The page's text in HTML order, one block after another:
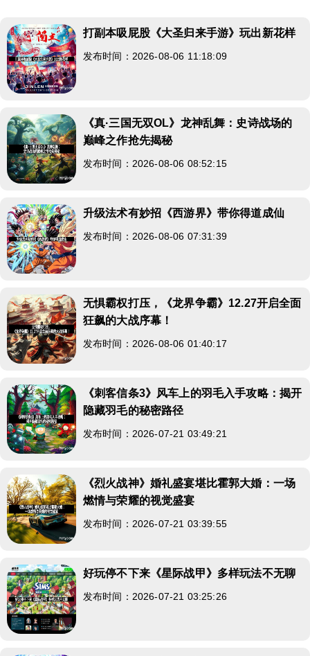
打副本吸屁股《大圣归来手游》玩出新花样
发布时间：2026-08-06 11:18:09
《真·三国无双OL》龙神乱舞：史诗战场的
巅峰之作抢先揭秘
发布时间：2026-08-06 08:52:15
升级法术有妙招《西游界》带你得道成仙
发布时间：2026-08-06 07:31:39
无惧霸权打压，《龙界争霸》12.27开启全面
狂飙的大战序幕！
发布时间：2026-08-06 01:40:17
《刺客信条3》风车上的羽毛入手攻略：揭开
隐藏羽毛的秘密路径
发布时间：2026-07-21 03:49:21
《烈火战神》婚礼盛宴堪比霍郭大婚：一场
燃情与荣耀的视觉盛宴
发布时间：2026-07-21 03:39:55
好玩停不下来《星际战甲》多样玩法不无聊
发布时间：2026-07-21 03:25:26